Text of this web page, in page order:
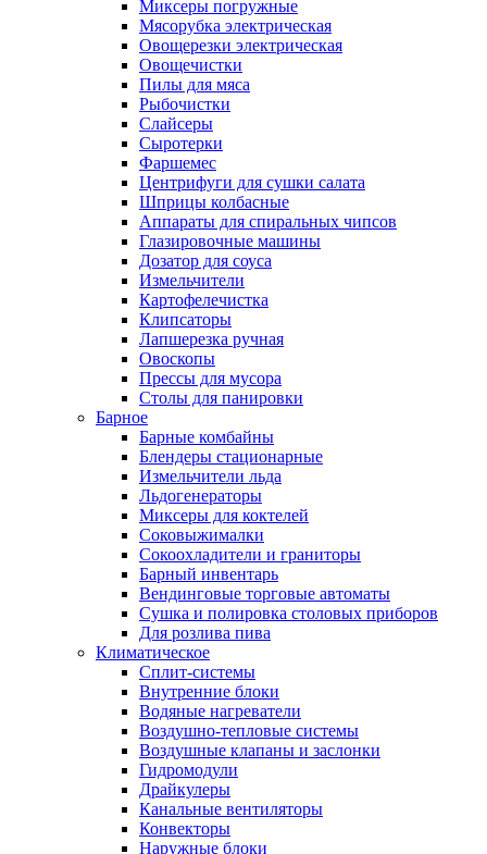
Миксеры погружные
Мясорубка электрическая
Овощерезки электрическая
Овощечистки
Пилы для мяса
Рыбочистки
Слайсеры
Сыротерки
Фаршемес
Центрифуги для сушки салата
Шприцы колбасные
Аппараты для спиральных чипсов
Глазировочные машины
Дозатор для соуса
Измельчители
Картофелечистка
Клипсаторы
Лапшерезка ручная
Овоскопы
Прессы для мусора
Столы для панировки
Барное
Барные комбайны
Блендеры стационарные
Измельчители льда
Льдогенераторы
Миксеры для коктелей
Соковыжималки
Сокоохладители и граниторы
Барный инвентарь
Вендинговые торговые автоматы
Сушка и полировка столовых приборов
Для розлива пива
Климатическое
Сплит-системы
Внутренние блоки
Водяные нагреватели
Воздушно-тепловые системы
Воздушные клапаны и заслонки
Гидромодули
Драйкулеры
Канальные вентиляторы
Конвекторы
Наружные блоки